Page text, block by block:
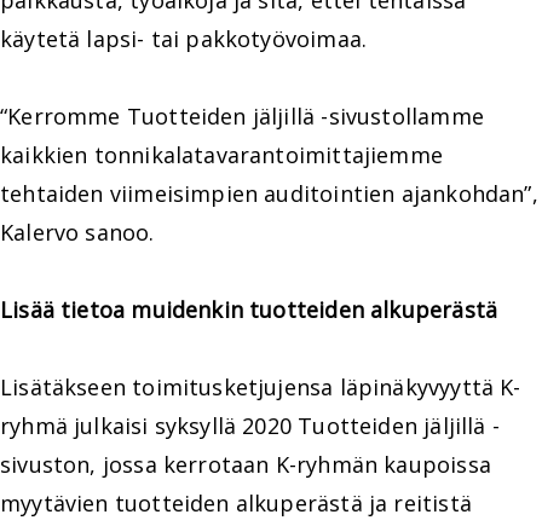
käytetä lapsi- tai pakkotyövoimaa.
“Kerromme Tuotteiden jäljillä -sivustollamme
kaikkien tonnikalatavarantoimittajiemme
tehtaiden viimeisimpien auditointien ajankohdan”,
Kalervo sanoo.
Lisää tietoa muidenkin tuotteiden alkuperästä
Lisätäkseen toimitusketjujensa läpinäkyvyyttä K-
ryhmä julkaisi syksyllä 2020 Tuotteiden jäljillä -
sivuston, jossa kerrotaan K-ryhmän kaupoissa
myytävien tuotteiden alkuperästä ja reitistä